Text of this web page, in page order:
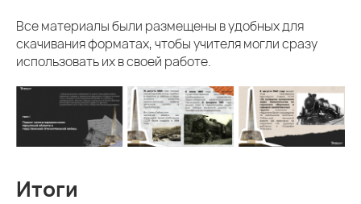
Все материалы были размещены в удобных для
скачивания форматах, чтобы учителя могли сразу
использовать их в своей работе.
Итоги